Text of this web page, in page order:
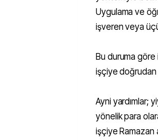
Uygulama ve
işveren veya
Bu duruma göre
işçiye doğrudan
Ayni yardımlar;
yönelik para
işçiye Ramazan